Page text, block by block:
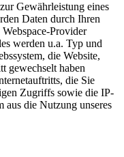
Gewährleistung eines
Daten durch Ihren
Provider
werden u.a. Typ und
die Website,
gewechselt haben
die Sie
Zugriffs sowie die IP-
aus die Nutzung unseres